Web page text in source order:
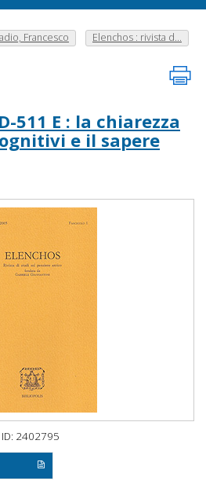
Francesco Elenchos : rivista d...
511 E : la chiarezza
e il sapere
ID: 2402795